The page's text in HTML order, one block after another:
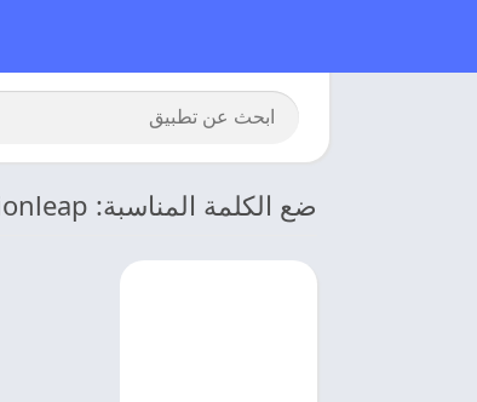
ضع الكلمة المناسبة: Motionleap مهكر للاندرويد